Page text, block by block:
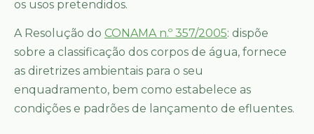
os usos pretendidos.
A Resolução do CONAMA n.º 357/2005: dispõe
sobre a classificação dos corpos de água, fornece
as diretrizes ambientais para o seu
enquadramento, bem como estabelece as
condições e padrões de lançamento de efluentes.